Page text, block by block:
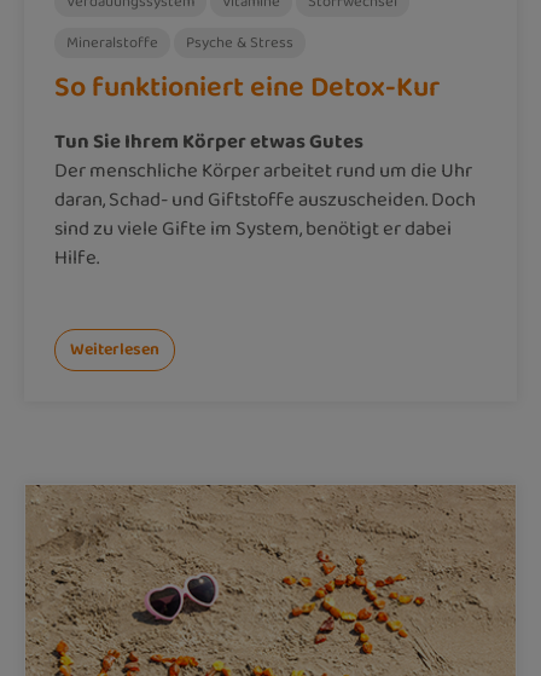
Mineralstoffe
Psyche & Stress
So funktioniert eine Detox-Kur
Tun Sie Ihrem Körper etwas Gutes
Der menschliche Körper arbeitet rund um die Uhr
daran, Schad- und Giftstoffe auszuscheiden. Doch
sind zu viele Gifte im System, benötigt er dabei
Hilfe.
Weiterlesen